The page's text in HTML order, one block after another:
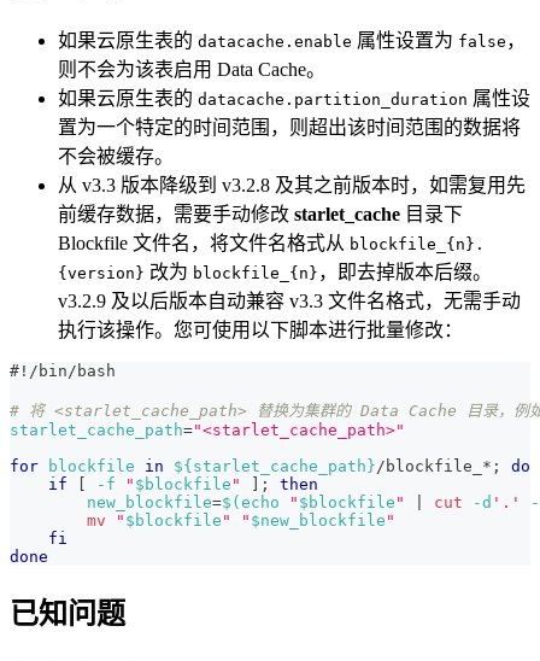
如果云原生表的 datacache.enable 属性设置为 false ，
则不会为该表启用 Data Cache。
如果云原生表的 datacache.partition_duration 属性设
置为一个特定的时间范围，则超出该时间范围的数据将
不会被缓存。
从 v3.3 版本降级到 v3.2.8 及其之前版本时，如需复用先
前缓存数据，需要手动修改 starlet_cache 目录下
Blockfile 文件名，将文件名格式从 blockfile_{n}.
{version} 改为 blockfile_{n} ，即去掉版本后缀。
v3.2.9 及以后版本自动兼容 v3.3 文件名格式，无需手动
执行该操作。您可使用以下脚本进行批量修改：
#!/bin/bash
# 将 <starlet_cache_path> 替换为集群的 Data Cache 目录
starlet_cache_path="<starlet_cache_path>"
for
blockfile in ${starlet_cache_path}/blockfile_* ;
do
if
-f " $blockfile " ;
then
new_blockfile=$( echo " $blockfile " cut -d '.'
mv
" $blockfile " " $new_blockfile "
fi
done
已知问题